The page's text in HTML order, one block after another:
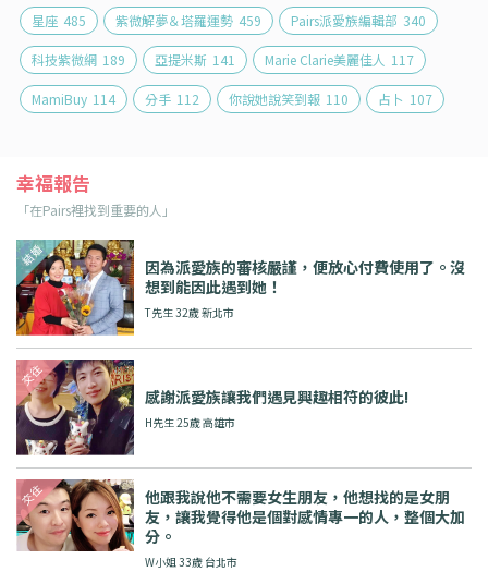
星座 485 紫微解夢＆塔羅運勢 459 Pairs派愛族編輯部 340
科技紫微網 189 亞提米斯 141 Marie Clarie美麗佳人 117
MamiBuy 114 分手 112 你說她說笑到報 110 占卜 107
幸福報告
「在Pairs裡找到重要的人」
因為派愛族的審核嚴謹，便放心付費使用了。沒
想到能因此遇到她！
T先生 32歲 新北市
感謝派愛族讓我們遇見興趣相符的彼此!
H先生 25歲 高雄市
他跟我說他不需要女生朋友，他想找的是女朋
友，讓我覺得他是個對感情專一的人，整個大加
分。
W小姐 33歲 台北市